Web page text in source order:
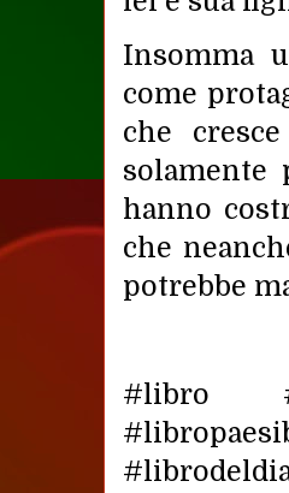
Insomma
come
che
hanno
che
potrebbe
#libro